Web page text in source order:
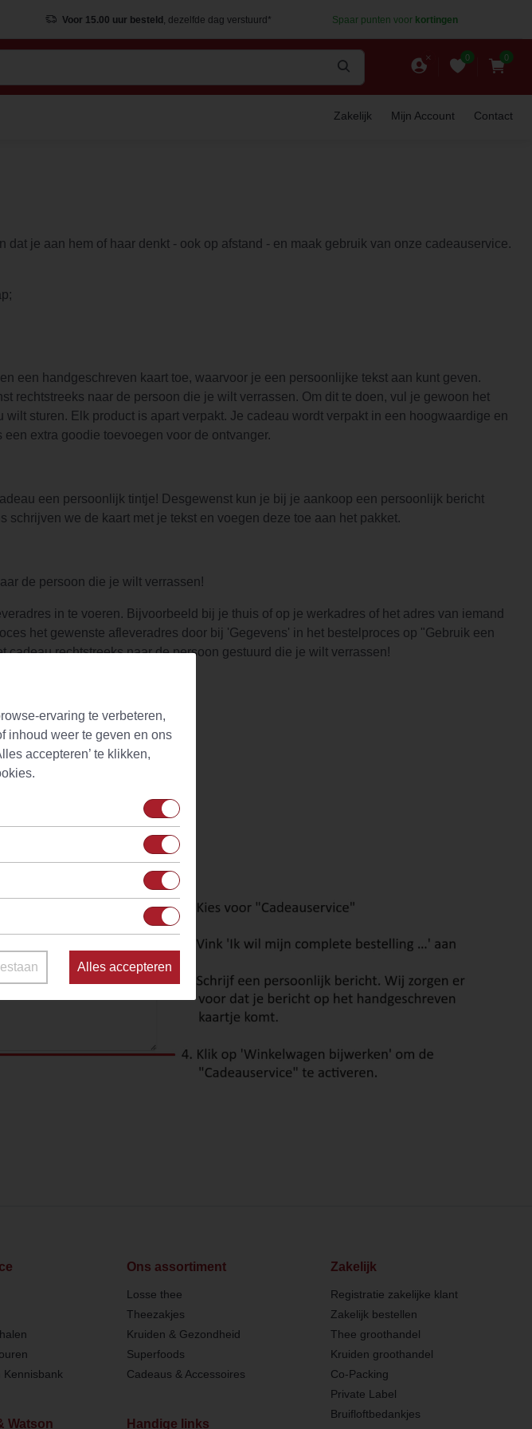
Voor 15.00 uur besteld , dezelfde dag verstuurd* Spaar punten voor kortingen
0 0
Zakelijk Mijn Account Contact
dat je aan hem of haar denkt - ook op afstand - en maak gebruik van onze cadeauservice.
een handgeschreven kaart toe, waarvoor je een persoonlijke tekst aan kunt geven.
rechtstreeks naar de persoon die je wilt verrassen. Om dit te doen, vul je gewoon het
sturen. Elk product is apart verpakt. Je cadeau wordt verpakt in een hoogwaardige en
extra goodie toevoegen voor de ontvanger.
een persoonlijk tintje! Desgewenst kun je bij je aankoop een persoonlijk bericht
schrijven we de kaart met je tekst en voegen deze toe aan het pakket.
de persoon die je wilt verrassen!
in te voeren. Bijvoorbeeld bij je thuis of op je werkadres of het adres van iemand
het gewenste afleveradres door bij 'Gegevens' in het bestelproces op "Gebruik een
cadeau rechtstreeks naar de persoon gestuurd die je wilt verrassen!
Kennisbank
Watson
Ons assortiment
Losse thee
Theezakjes
Kruiden & Gezondheid
Superfoods
Cadeaus & Accessoires
Handige links
Zakelijk
Registratie zakelijke klant
Zakelijk bestellen
Thee groothandel
Kruiden groothandel
Co-Packing
Private Label
Bruifloftbedankjes
ervaring te verbeteren,
inhoud weer te geven en ons
accepteren’ te klikken,
Alles accepteren